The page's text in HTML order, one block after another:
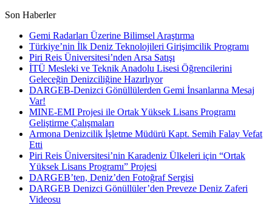
Son Haberler
Gemi Radarları Üzerine Bilimsel Araştırma
Türkiye’nin İlk Deniz Teknolojileri Girişimcilik Programı
Piri Reis Üniversitesi’nden Arsa Satışı
İTÜ Mesleki ve Teknik Anadolu Lisesi Öğrencilerini
Geleceğin Denizciliğine Hazırlıyor
DARGEB-Denizci Gönüllülerden Gemi İnsanlarına Mesaj
Var!
MINE-EMI Projesi ile Ortak Yüksek Lisans Programı
Geliştirme Çalışmaları
Armona Denizcilik İşletme Müdürü Kapt. Semih Falay Vefat
Etti
Piri Reis Üniversitesi’nin Karadeniz Ülkeleri için “Ortak
Yüksek Lisans Programı” Projesi
DARGEB’ten, Deniz’den Fotoğraf Sergisi
DARGEB Denizci Gönüllüler’den Preveze Deniz Zaferi
Videosu